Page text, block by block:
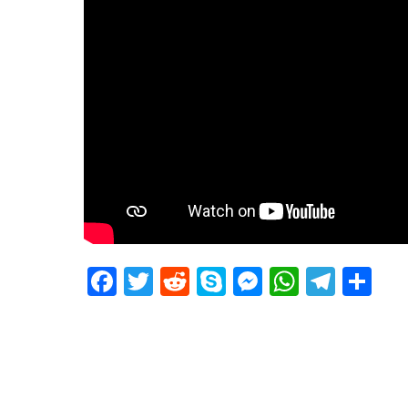
Facebook
Twitter
RedditSkypeMessenger